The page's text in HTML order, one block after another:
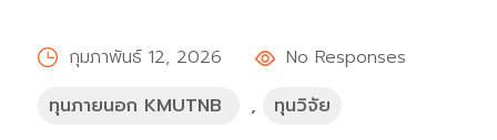
กุมภาพันธ์ 12, 2026
No Responses
ทุนภายนอก KMUTNB
, ทุนวิจัย